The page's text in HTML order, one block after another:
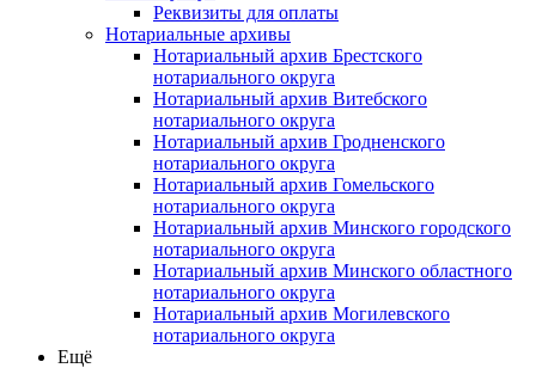
Реквизиты для оплаты
Нотариальные архивы
Нотариальный архив Брестского
нотариального округа
Нотариальный архив Витебского
нотариального округа
Нотариальный архив Гродненского
нотариального округа
Нотариальный архив Гомельского
нотариального округа
Нотариальный архив Минского городского
нотариального округа
Нотариальный архив Минского областного
нотариального округа
Нотариальный архив Могилевского
нотариального округа
Ещё